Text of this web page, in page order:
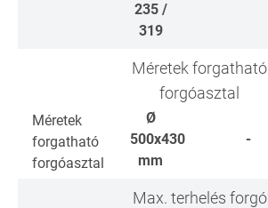
235 /
319
Méretek forgatható
forgóasztal
Méretek
forgatható
forgóasztal
Ø
500x430
mm
-
Max. terhelés forgó